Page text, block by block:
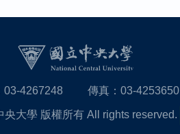
03-4267248 傳真：03-4253650
大學 版權所有 All rights reserved.